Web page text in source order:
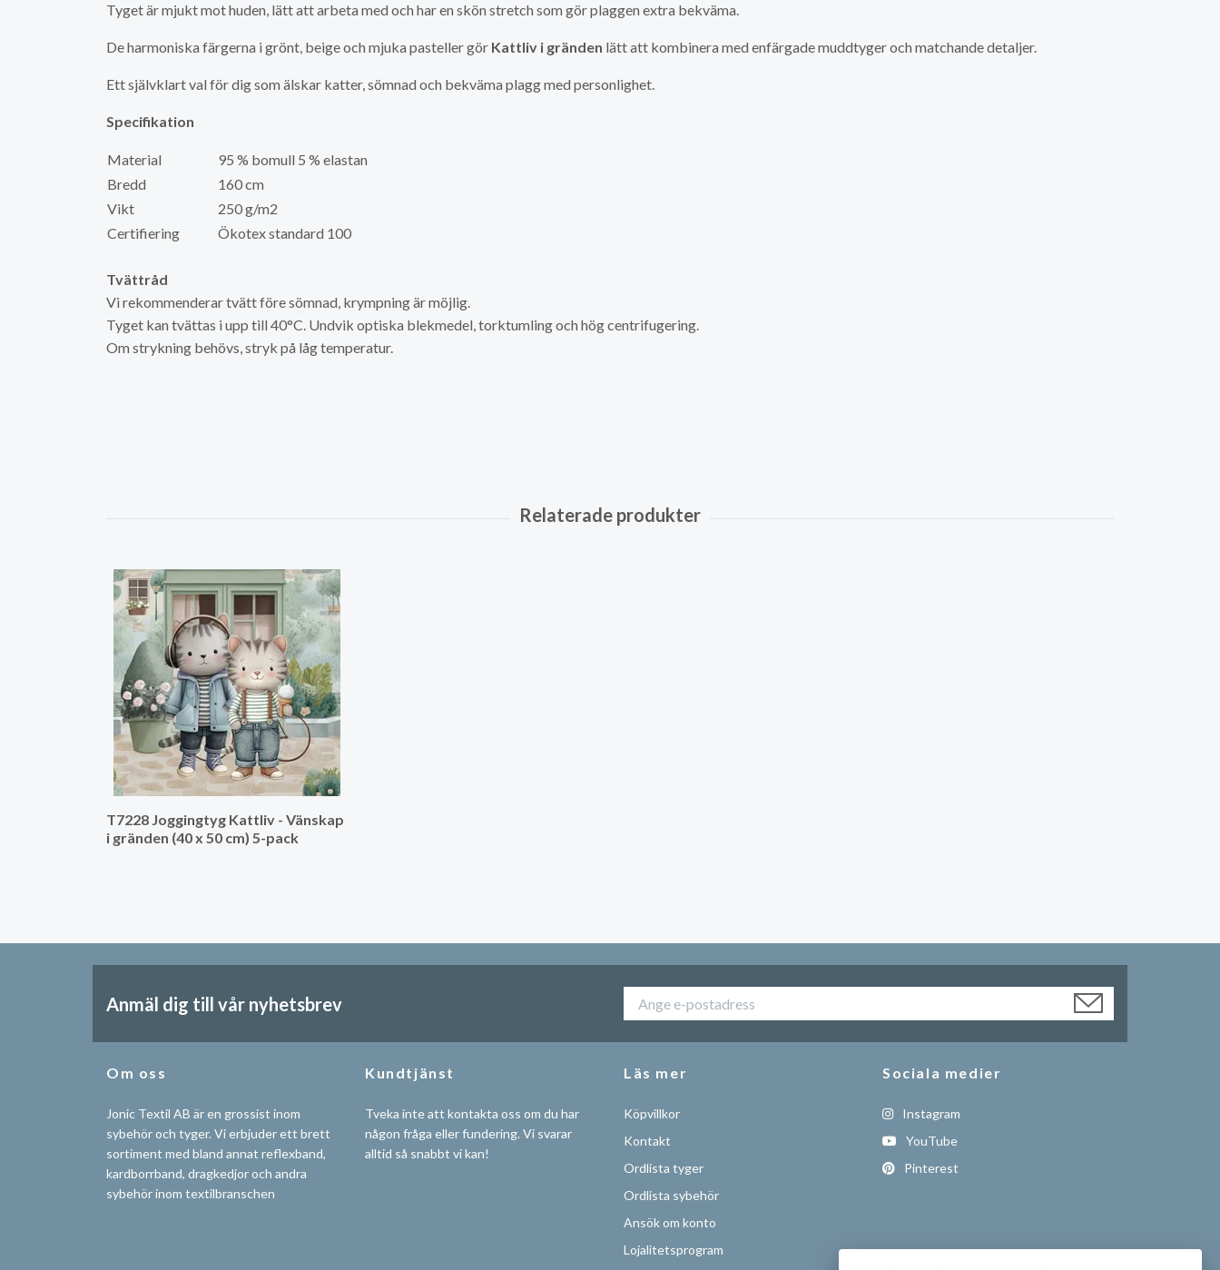
Tyget är mjukt mot huden, lätt att arbeta med och har en skön stretch som gör plaggen extra bekväma.
De harmoniska färgerna i grönt, beige och mjuka pasteller gör Kattliv i gränden lätt att kombinera med enfärgade muddtyger och matchande detaljer.
Ett självklart val för dig som älskar katter, sömnad och bekväma plagg med personlighet.
Specifikation
Material
95 % bomull 5 % elastan
Bredd
160 cm
Vikt
250 g/m2
Certifiering
Ökotex standard 100
Tvättråd
Vi rekommenderar tvätt före sömnad, krympning är möjlig.
Tyget kan tvättas i upp till 40°C. Undvik optiska blekmedel, torktumling och hög centrifugering.
Om strykning behövs, stryk på låg temperatur.
T7228 Joggingtyg Kattliv - Vänskap
i gränden (40 x 50 cm) 5-pack
Anmäl dig till vår nyhetsbrev
Om oss
Jonic Textil AB är en grossist inom
sybehör och tyger. Vi erbjuder ett brett
sortiment med bland annat reflexband,
kardborrband, dragkedjor och andra
sybehör inom textilbranschen
Kundtjänst
Tveka inte att kontakta oss om du har
någon fråga eller fundering. Vi svarar
alltid så snabbt vi kan!
Läs mer
Köpvillkor
Kontakt
Ordlista tyger
Ordlista sybehör
Ansök om konto
Lojalitetsprogram
Sociala medier
Instagram
YouTube
Pinterest